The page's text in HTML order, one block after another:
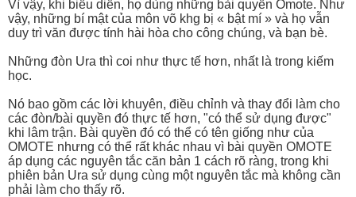
Vì vậy, khi biểu diễn, họ dùng những bài quyền Omote. Như
vậy, những bí mật của môn võ khg bị « bật mí » và họ vẫn
duy trì văn được tính hài hòa cho công chúng, và bạn bè.
Những đòn Ura thì coi như thực tế hơn, nhất là trong kiếm
học.
Nó bao gồm các lời khuyên, điều chỉnh và thay đổi làm cho
các đòn/bài quyền đó thực tế hơn, "có thể sử dụng được"
khi lâm trận. Bài quyền đó có thể có tên giống như của
OMOTE nhưng có thể rất khác nhau vì bài quyền OMOTE
áp dụng các nguyên tắc căn bản 1 cách rõ ràng, trong khi
phiên bản Ura sử dụng cùng một nguyên tắc mà không cần
phải làm cho thấy rõ.